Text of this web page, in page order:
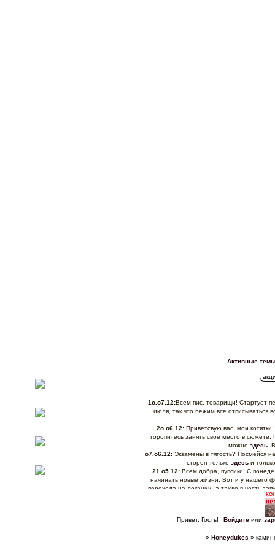
Активные
1о.о7.12:Всем пис, товарищи! Стартует
июля, так что бежим все отписываться
2о.о6.12: Приветсвую вас, мои
торопитесь занять свое место в
можно здесь.
о7.о6.12:Экзамены в тягость? Посмейся
сторон только здесьи
21.о5.12:Всем добра, пупсики! С
начинать новые жизни. Вот и у нашего
перехода на локации, а также в честь
Алоха, сладкие! А у нас
"движуха", где мы будем проводить
флешмоб
что нам необходимо поскорее доиграть
Привет, Гость! Войдитеили
»Honeydukes »